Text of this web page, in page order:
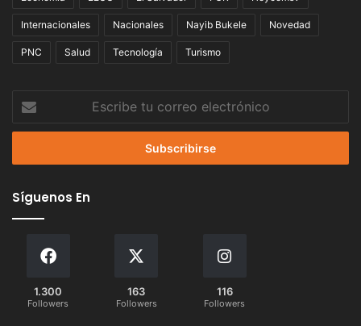
Internacionales Nacionales Nayib Bukele Novedad
PNC Salud Tecnología Turismo
correo
Síguenos En
1.300
Followers
163
Followers
116
Followers